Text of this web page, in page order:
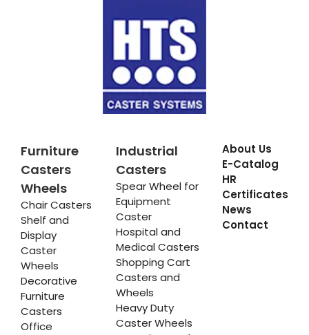
Furniture
Casters
Wheels
Chair Casters
Shelf and
Display
Caster
Wheels
Decorative
Furniture
Casters
Office
Industrial
Casters
Spear Wheel for
Equipment
Caster
Hospital and
Medical Casters
Shopping Cart
Casters and
Wheels
Heavy Duty
Caster Wheels
About Us
E-Catalog
HR
Certificates
News
Contact